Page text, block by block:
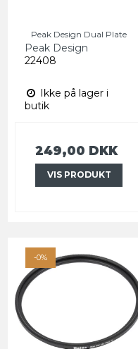
Peak Design Dual Plate
Peak Design
22408
Ikke på lager i
butik
249,00 DKK
VIS PRODUKT
-0%